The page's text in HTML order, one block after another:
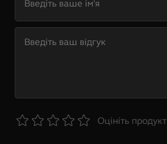
Оцініть продукт